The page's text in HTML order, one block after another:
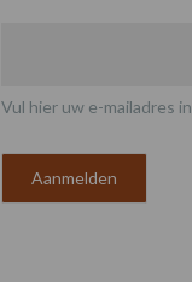
Vul hier uw e-mailadres in